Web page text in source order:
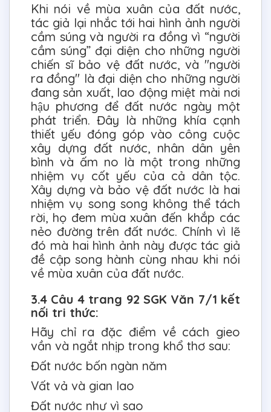
Khi nói về mùa xuân của đất nước,
tác giả lại nhắc tới hai hình ảnh người
cầm súng và người ra đồng vì “người
cầm súng” đại diện cho những người
chiến sĩ bảo vệ đất nước, và "người
ra đồng" là đại diện cho những người
đang sản xuất, lao động miệt mài nơi
hậu phương để đất nước ngày một
phát triển. Đây là những khía cạnh
thiết yếu đóng góp vào công cuộc
xây dựng đất nước, nhân dân yên
bình và ấm no là một trong những
nhiệm vụ cốt yếu của cả dân tộc.
Xây dựng và bảo vệ đất nước là hai
nhiệm vụ song song không thể tách
rời, họ đem mùa xuân đến khắp các
nẻo đường trên đất nước. Chính vì lẽ
đó mà hai hình ảnh này được tác giả
đề cập song hành cùng nhau khi nói
về mùa xuân của đất nước.
3.4 Câu 4 trang 92 SGK Văn 7/1 kết
nối tri thức:
Hãy chỉ ra đặc điểm về cách gieo
vần và ngắt nhịp trong khổ thơ sau:
Đất nước bốn ngàn năm
Vất vả và gian lao
Đất nước như vì sao